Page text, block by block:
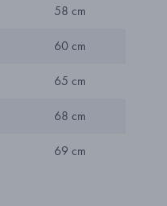
58 cm
60 cm
65 cm
68 cm
69 cm